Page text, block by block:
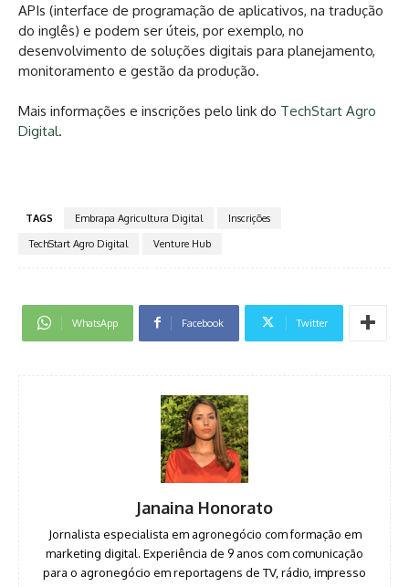
APIs (interface de programação de aplicativos, na tradução
do inglês) e podem ser úteis, por exemplo, no
desenvolvimento de soluções digitais para planejamento,
monitoramento e gestão da produção.
Mais informações e inscrições pelo link do TechStart Agro
Digital.
TAGS Embrapa Agricultura Digital
Inscrições
TechStart Agro Digital
Venture Hub
WhatsApp Facebook Twitter
Janaina Honorato
Jornalista especialista em agronegócio com formação em
marketing digital. Experiência de 9 anos com comunicação
para o agronegócio em reportagens de TV, rádio, impresso